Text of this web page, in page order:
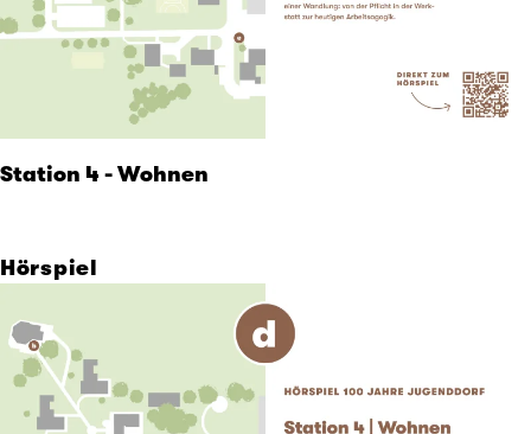
Station 4 - Wohnen
Hörspiel